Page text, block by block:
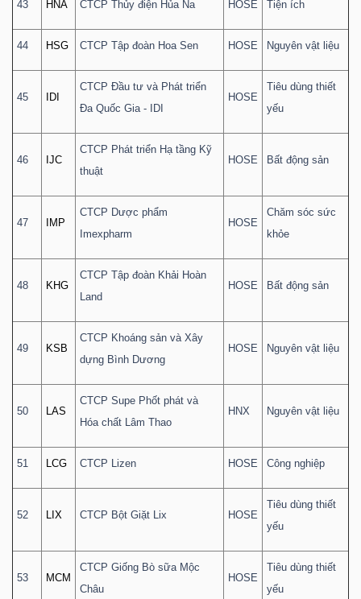
43 HNA CTCP Thủy điện Hủa Na HOSE Tiện ích
44 HSG CTCP Tập đoàn Hoa Sen HOSE Nguyên vật liệu
45 IDI
CTCP Đầu tư và Phát triển
Đa Quốc Gia - IDI
HOSE
Tiêu dùng thiết
yếu
46 IJC
CTCP Phát triển Hạ tầng Kỹ
thuật
HOSE Bất động sản
47 IMP
CTCP Dược phẩm
Imexpharm
HOSE
Chăm sóc sức
khỏe
48 KHG
CTCP Tập đoàn Khải Hoàn
Land
HOSE Bất động sản
49 KSB
CTCP Khoáng sản và Xây
dựng Bình Dương
HOSE Nguyên vật liệu
50 LAS
CTCP Supe Phốt phát và
Hóa chất Lâm Thao
HNX Nguyên vật liệu
51 LCG CTCP Lizen HOSE Công nghiệp
52 LIX CTCP Bột Giặt Lix HOSE
Tiêu dùng thiết
yếu
53 MCM
CTCP Giống Bò sữa Mộc
Châu
HOSE
Tiêu dùng thiết
yếu